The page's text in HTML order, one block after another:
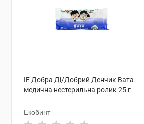
IF Добра Ді/Добрий Денчик Вата
медична нестерильна ролик 25 г
Екобинт